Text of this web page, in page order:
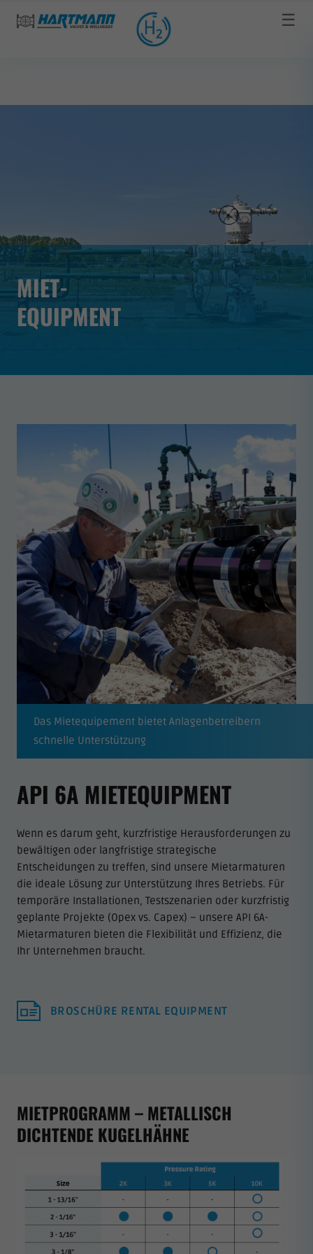
☰
MIET-
EQUIPMENT
Das Mietequipement bietet Anlagenbetreibern
schnelle Unterstützung
API 6A MIETEQUIPMENT
Wenn es darum geht, kurzfristige Herausforderungen zu
bewältigen oder langfristige strategische
Entscheidungen zu treffen, sind unsere Mietarmaturen
die ideale Lösung zur Unterstützung Ihres Betriebs. Für
temporäre Installationen, Testszenarien oder kurzfristig
geplante Projekte (Opex vs. Capex) – unsere API 6A-
Mietarmaturen bieten die Flexibilität und Effizienz, die
Ihr Unternehmen braucht.
BROSCHÜRE RENTAL EQUIPMENT
MIETPROGRAMM – METALLISCH
DICHTENDE KUGELHÄHNE